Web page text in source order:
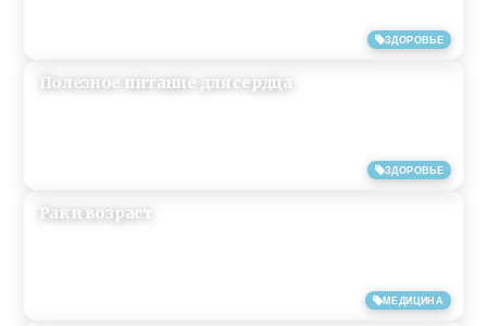
ЗДОРОВЬЕ
ЗДОРОВЬЕ
Полезное питание для сердца
МЕДИЦИНА
Рак и возраст